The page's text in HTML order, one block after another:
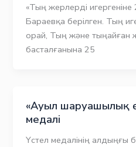
«Тың жерлерді
Бараевқа берілген. Тың
орай, Тың және тыңайған
басталғанына 25
«Ауыл шаруашылық
медалі
Үстел медалінің алдыңғы